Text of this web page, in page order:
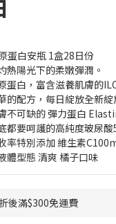
蛋白安瓶 1盒28日份
熱陽光下的柔嫩彈潤。
蛋白，富含滋養肌膚的
的配方，每日綻放全新綻
不可缺的 彈力蛋白
都要呵護的高純度玻尿
率特別添加 維生素
體型態 清爽 橘子口味
後滿$300免運費